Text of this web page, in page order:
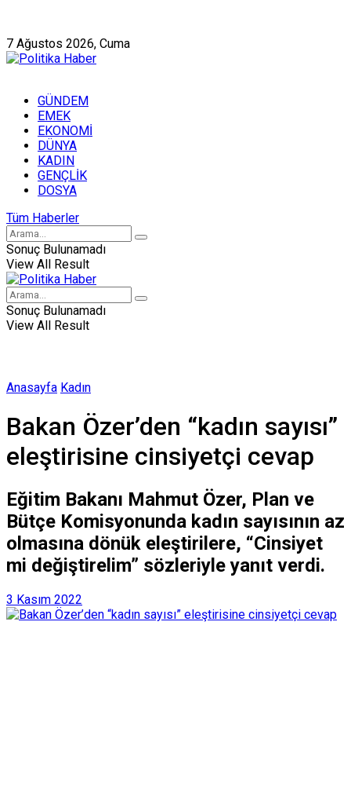
7 Ağustos 2026, Cuma
GÜNDEM
EMEK
EKONOMİ
DÜNYA
KADIN
GENÇLİK
DOSYA
Tüm Haberler
Sonuç Bulunamadı
View All Result
Sonuç Bulunamadı
View All Result
Anasayfa Kadın
Bakan Özer’den “kadın sayısı”
eleştirisine cinsiyetçi cevap
Eğitim Bakanı Mahmut Özer, Plan ve
Bütçe Komisyonunda kadın sayısının az
olmasına dönük eleştirilere, “Cinsiyet
mi değiştirelim” sözleriyle yanıt verdi.
3 Kasım 2022